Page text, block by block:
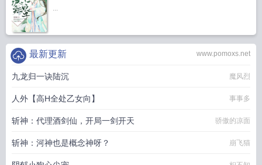
...
www.pomoxs.net
最新更新
九龙归一诀陆沉 魔风烈
人外【高H全处乙女向】 事事多
斩神：代理酒剑仙，开局一剑开天 骄傲的凉面
斩神：河神也是概念神呀？ 崩飞猫